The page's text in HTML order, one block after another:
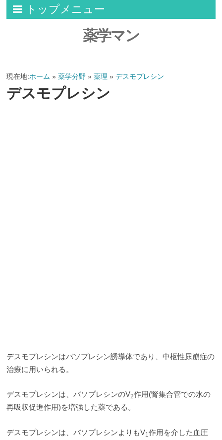
トップメニュー
薬学マン
現在地:ホーム »薬学分野 »薬理 »デスモプレシン
デスモプレシン
デスモプレシンはバソプレシン誘導体であり、中枢性尿崩症の
治療に用いられる。
デスモプレシンは、バソプレシンのV2作用(腎集合管での水の
再吸収促進作用)を増強した薬である。
デスモプレシンは、バソプレシンよりもV1作用を介した血圧